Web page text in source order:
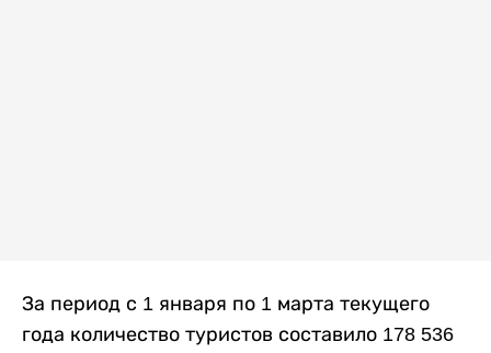
За период с 1 января по 1 марта текущего
года количество туристов составило 178 536